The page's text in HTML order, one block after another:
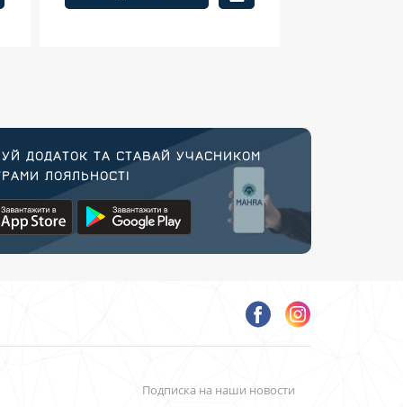
ДОДАТОК ТА СТАВАЙ УЧАСНИКОМ
ЛОЯЛЬНОСТІ
Подписка на наши новости